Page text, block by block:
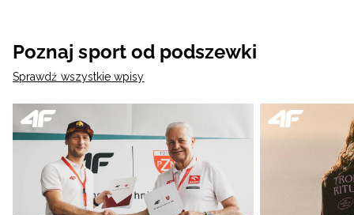
Poznaj sport od podszewki
Sprawdź wszystkie wpisy